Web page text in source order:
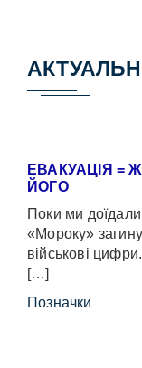
ЕВАКУАЦІЯ =
ЙОГО
Поки ми
«Мороку»
військові
[…]
Позначки